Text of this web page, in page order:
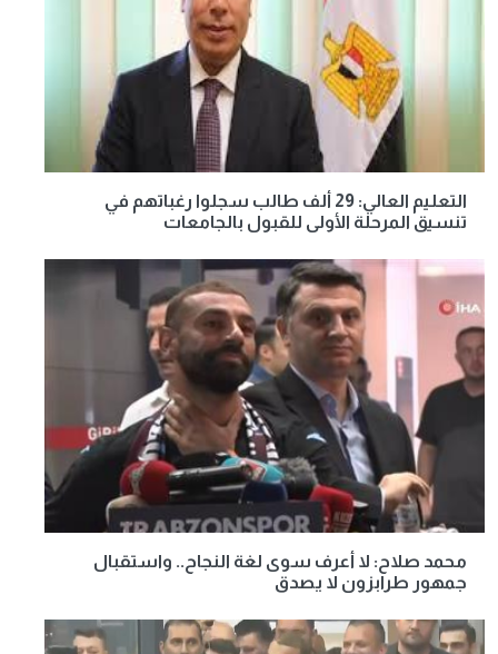
التعليم العالي: 29 ألف طالب سجلوا رغباتهم في
تنسيق المرحلة الأولى للقبول بالجامعات
محمد صلاح: لا أعرف سوى لغة النجاح.. واستقبال
جمهور طرابزون لا يصدق